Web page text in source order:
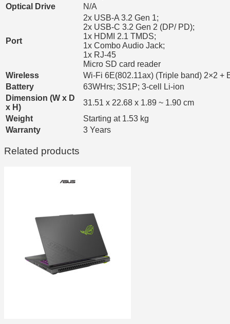
Optical Drive
N/A
Port
2x USB-A 3.2 Gen 1;
2x USB-C 3.2 Gen 2 (DP/ PD);
1x HDMI 2.1 TMDS;
1x Combo Audio Jack;
1x RJ-45
Micro SD card reader
Wireless
Wi-Fi 6E(802.11ax) (Triple band) 2×2 +
Battery
63WHrs; 3S1P; 3-cell Li-ion
Dimension (W x D
x H)
31.51 x 22.68 x 1.89 ~ 1.90 cm
Weight
Starting at 1.53 kg
Warranty
3 Years
Related products